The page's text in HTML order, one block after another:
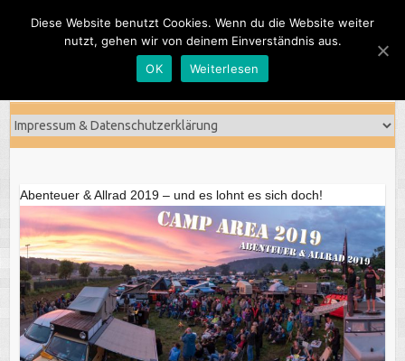
Abenteuer & Allrad 2019 – und es lohnt es sich doch!
Diese Website benutzt Cookies. Wenn du die Website weiter
nutzt, gehen wir von deinem Einverständnis aus.
OK
Weiterlesen